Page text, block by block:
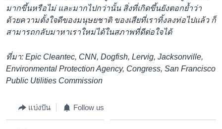
มากขึ้นหรือไม่ และมากไปกว่านั้น สิ่งที่เกิดขึ้นยังตอกย้ำว่า
ด้วยความตั้งใจดีของมนุษยชาติ ของเสียที่เราทิ้งลงท่อไปแล้ว ก็
สามารถกลับมาหาเราใหม่ได้ในสภาพที่ดีต่อใจได้
ที่มา: Epic Cleantec, CNN, Dogfish, Lervig, Jacksonville,
Environmental Protection Agency, Congress, San Francisco
Public Utilities Commission
แบ่งปัน Follow us